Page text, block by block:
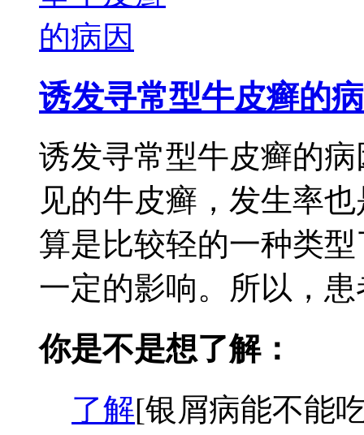
诱发寻常型牛皮癣的病
诱发寻常型牛皮癣的
见的牛皮癣，发生率
算是比较轻的一种类
一定的影响。所以，
你是不是想了解：
了解[银屑病能不能